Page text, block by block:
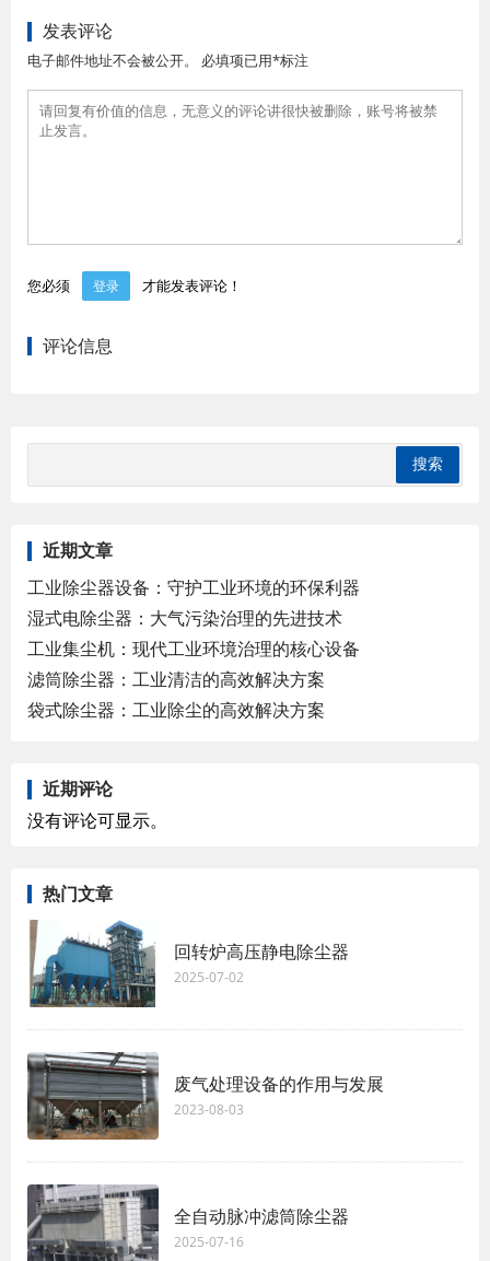
发表评论
电子邮件地址不会被公开。 必填项已用*标注
您必须 登录 才能发表评论！
评论信息
近期文章
工业除尘器设备：守护工业环境的环保利器
湿式电除尘器：大气污染治理的先进技术
工业集尘机：现代工业环境治理的核心设备
滤筒除尘器：工业清洁的高效解决方案
袋式除尘器：工业除尘的高效解决方案
近期评论
没有评论可显示。
热门文章
回转炉高压静电除尘器
2025-07-02
废气处理设备的作用与发展
2023-08-03
全自动脉冲滤筒除尘器
2025-07-16